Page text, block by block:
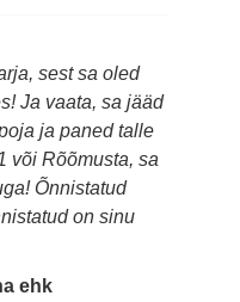
sest sa oled
Ja vaata, sa jääd
ja paned talle
või Rõõmusta, sa
Õnnistatud
on sinu
ehk